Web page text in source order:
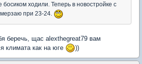
босиком ходили. Теперь в новостройке с
при 23-24.
беречь, щас alexthegreat79 вам
климата как на юге
))